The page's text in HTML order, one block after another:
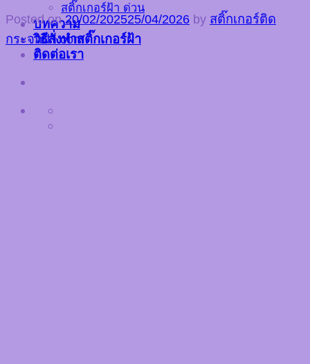
สติ๊กเกอร์ฝ้า ด่วน
บทความ
วิธีสั่งทำสติ๊กเกอร์ฝ้า
ติดต่อเรา
Posted on20/02/202525/04/2026 by สติ๊กเกอร์ติด
กระจกฝ้า.com